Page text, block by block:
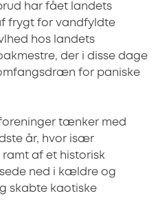
har fået landets
frygt for vandfyldte
hos landets
der i disse dage
for paniske
tænker med
år, hvor især
af et historisk
ned i kældre og
skabte kaotiske